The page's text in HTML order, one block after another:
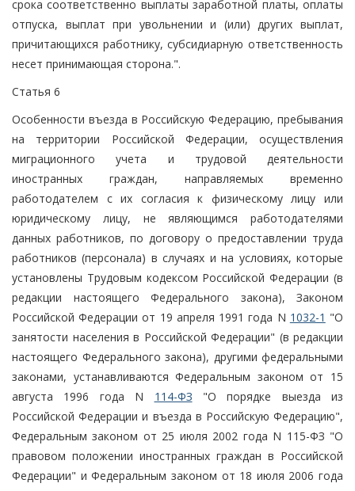
срока соответственно выплаты заработной платы, оплаты
отпуска, выплат при увольнении и (или) других выплат,
причитающихся работнику, субсидиарную ответственность
несет принимающая сторона.".
Статья 6
Особенности въезда в Российскую Федерацию, пребывания
на территории Российской Федерации, осуществления
миграционного учета и трудовой деятельности
иностранных граждан, направляемых временно
работодателем с их согласия к физическому лицу или
юридическому лицу, не являющимся работодателями
данных работников, по договору о предоставлении труда
работников (персонала) в случаях и на условиях, которые
установлены Трудовым кодексом Российской Федерации (в
редакции настоящего Федерального закона), Законом
Российской Федерации от 19 апреля 1991 года N 1032-1 "О
занятости населения в Российской Федерации" (в редакции
настоящего Федерального закона), другими федеральными
законами, устанавливаются Федеральным законом от 15
августа 1996 года N 114-ФЗ "О порядке выезда из
Российской Федерации и въезда в Российскую Федерацию",
Федеральным законом от 25 июля 2002 года N 115-ФЗ "О
правовом положении иностранных граждан в Российской
Федерации" и Федеральным законом от 18 июля 2006 года